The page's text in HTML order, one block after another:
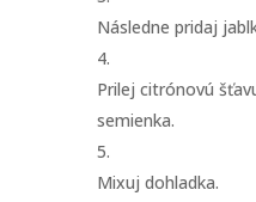
Následne pridaj
Prilej citrónovú
semienka.
Mixuj dohladka.